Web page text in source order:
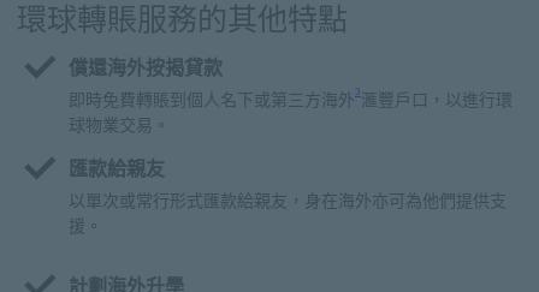
環球轉賬服務的其他特點
償還海外按揭貸款
即時免費轉賬到個人名下或第三方海外 3 滙豐戶口，以進行環
球物業交易。
匯款給親友
以單次或常行形式匯款給親友，身在海外亦可為他們提供支
援。
計劃海外升學